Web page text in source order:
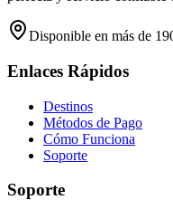
Disponible en más de
Enlaces Rápidos
Destinos
Métodos de Pago
Cómo Funciona
Soporte
Soporte